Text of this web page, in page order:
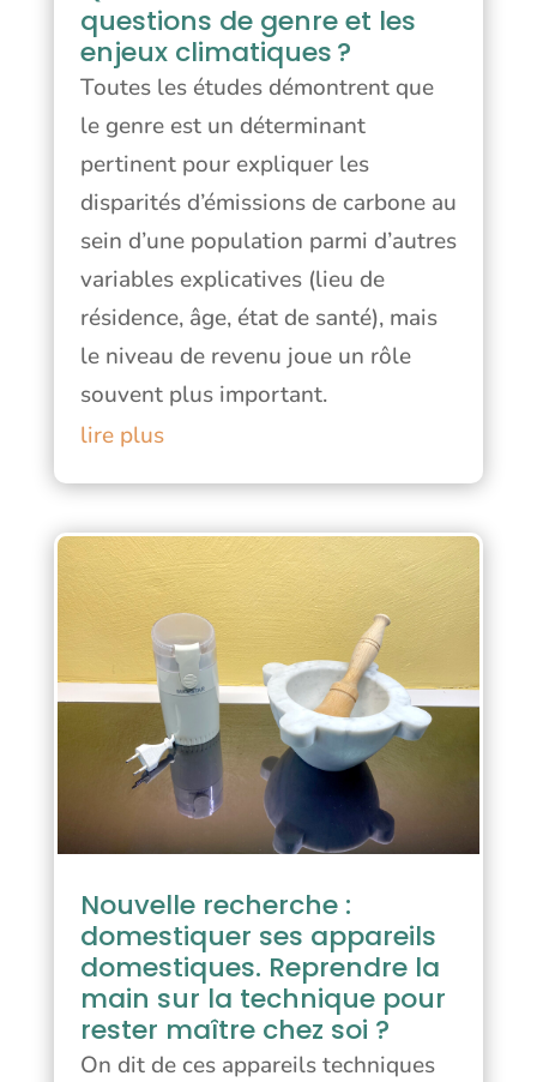
questions de genre et les
enjeux climatiques ?
Toutes les études démontrent que
le genre est un déterminant
pertinent pour expliquer les
disparités d’émissions de carbone au
sein d’une population parmi d’autres
variables explicatives (lieu de
résidence, âge, état de santé), mais
le niveau de revenu joue un rôle
souvent plus important.
lire plus
Nouvelle recherche :
domestiquer ses appareils
domestiques. Reprendre la
main sur la technique pour
rester maître chez soi ?
On dit de ces appareils techniques